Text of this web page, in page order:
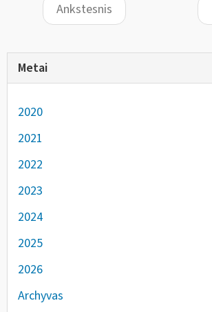
Ankstesnis
Metai
2020
2021
2022
2023
2024
2025
2026
Archyvas